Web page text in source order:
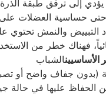
يؤدي إلى ترقق طبقة الذرة
حساسية العضلات
التبييض والنمش تحتوي
فهناك خطر من
الشباب
(بدون جفاف واضح أو
الحفاظ عليها في حالة